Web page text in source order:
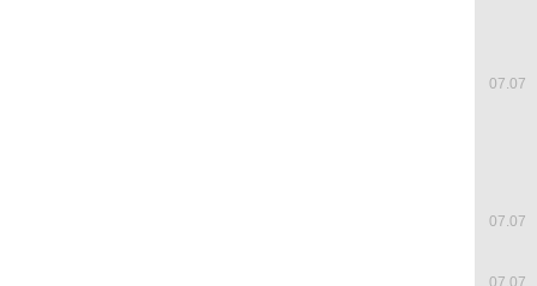
07.07
07.07
07.07